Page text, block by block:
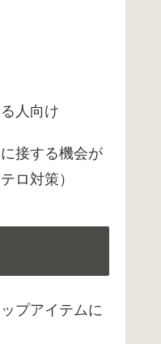
人向け
接する機会が
ロ対策）
プアイテムに